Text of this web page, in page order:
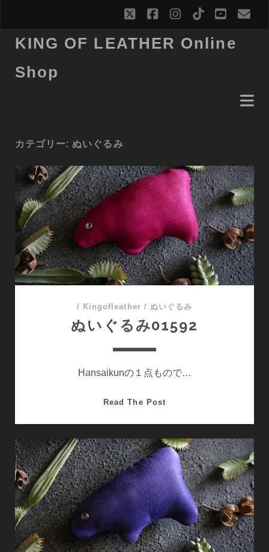
twitterfacebookinstagram
tiktok
KING OF LEATHER Online
Shop
カテゴリー: ぬいぐるみ
/ Kingofleather / ぬいぐるみ
ぬいぐるみ01592
Hansaikunの１点もので…
Read The Postぬ
る
み
01592